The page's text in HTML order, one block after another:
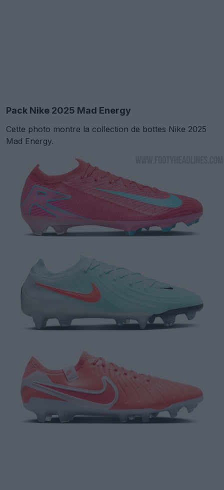
Pack Nike 2025 Mad Energy
Cette photo montre la collection de bottes Nike 2025
Mad Energy.